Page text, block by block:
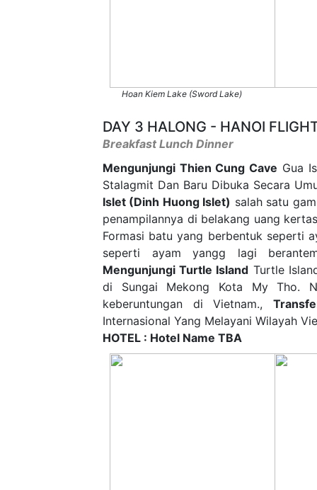
Hoan Kiem Lake (Sword Lake)
DAY 3 HALONG - HANOI
Breakfast Lunch Dinner
Mengunjungi Thien Cung Cave Gua
Stalagmit Dan Baru Dibuka Secara
Islet (Dinh Huong Islet) salah satu
penampilannya di belakang uang
Formasi batu yang berbentuk seperti
seperti ayam yangg lagi
Mengunjungi Turtle Island Turtle
di Sungai Mekong Kota My Tho.
keberuntungan di Vietnam.,
Internasional Yang Melayani Wilayah
HOTEL : Hotel Name TBA